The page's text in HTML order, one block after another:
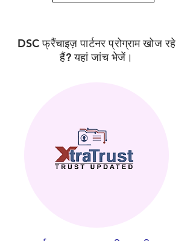
DSC फ्रैंचाइज़ पार्टनर प्रोग्राम खोज रहे
हैं? यहां जांच भेजें।